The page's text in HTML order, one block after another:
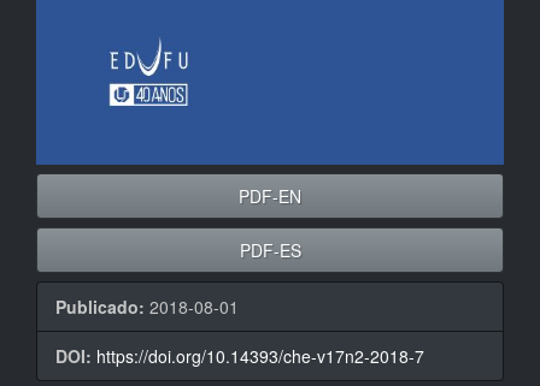
PDF-EN
PDF-ES
Publicado: 2018-08-01
DOI: https://doi.org/10.14393/che-v17n2-2018-7